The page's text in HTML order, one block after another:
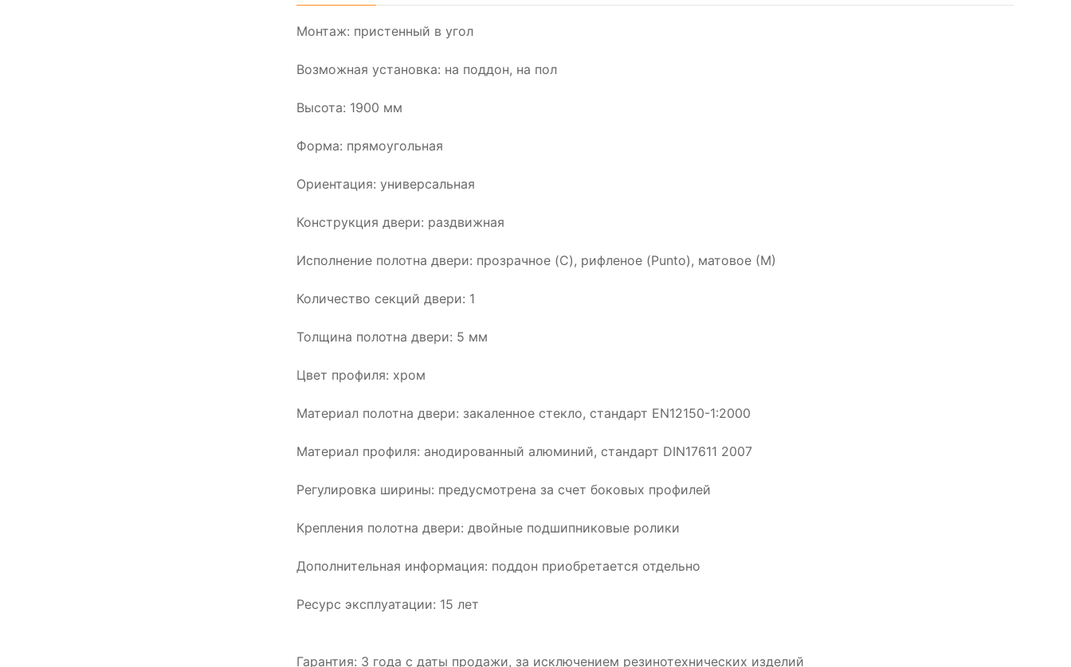
Монтаж: пристенный в угол
Возможная установка: на поддон, на пол
Высота: 1900 мм
Форма: прямоугольная
Ориентация: универсальная
Конструкция двери: раздвижная
Исполнение полотна двери: прозрачное (C), рифленое (Punto), матовое (М)
Количество секций двери: 1
Толщина полотна двери: 5 мм
Цвет профиля: хром
Материал полотна двери: закаленное стекло, стандарт EN12150-1:2000
Материал профиля: анодированный алюминий, стандарт DIN17611 2007
Регулировка ширины: предусмотрена за счет боковых профилей
Крепления полотна двери: двойные подшипниковые ролики
Дополнительная информация: поддон приобретается отдельно
Ресурс эксплуатации: 15 лет
Гарантия: 3 года с даты продажи, за исключением резинотехнических изделий